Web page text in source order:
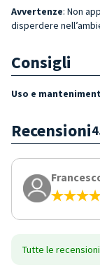
Avvertenze: Non
disperdere
Consigli
Uso e
Recensioni
Tutte le